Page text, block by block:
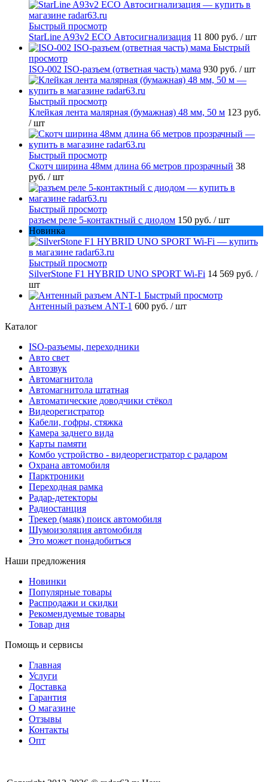
Быстрый просмотр
StarLine A93v2 ECO Автосигнализация 11 800 руб. / шт
Быстрый
просмотр
ISO-002 ISO-разъем (ответная часть) мама 930 руб. / шт
Быстрый просмотр
Клейкая лента малярная (бумажная) 48 мм, 50 м 123 руб.
/ шт
Быстрый просмотр
Скотч ширина 48мм длина 66 метров прозрачный 38
руб. / шт
Быстрый просмотр
разъем реле 5-контактный с диодом 150 руб. / шт
Новинка
Быстрый просмотр
SilverStone F1 HYBRID UNO SPORT Wi-Fi 14 569 руб. /
шт
Быстрый просмотр
Антенный разъем ANT-1 600 руб. / шт
Каталог
ISO-разъемы, переходники
Авто свет
Автозвук
Автомагнитола
Автомагнитола штатная
Автоматические доводчики стёкол
Видеорегистратор
Кабели, гофры, стяжка
Камера заднего вида
Карты памяти
Комбо устройство - видеорегистратор с радаром
Охрана автомобиля
Парктроники
Переходная рамка
Радар-детекторы
Радиостанция
Трекер (маяк) поиск автомобиля
Шумоизоляция автомобиля
Это может понадобиться
Наши предложения
Новинки
Популярные товары
Распродажи и скидки
Рекомендуемые товары
Товар дня
Помощь и сервисы
Главная
Услуги
Доставка
Гарантия
О магазине
Отзывы
Контакты
Опт